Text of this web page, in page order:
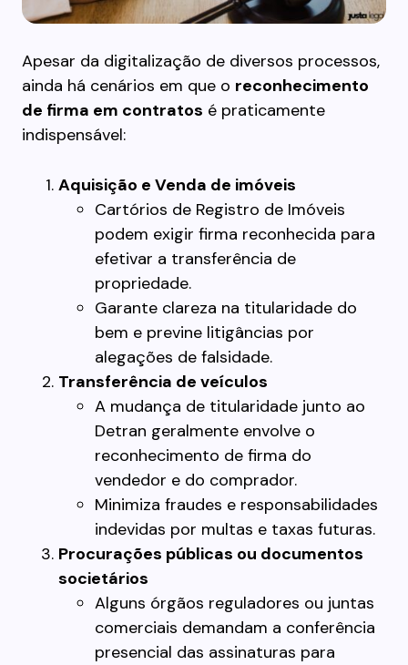
Apesar da digitalização de diversos processos,
ainda há cenários em que o reconhecimento
de firma em contratos é praticamente
indispensável:
Aquisição e Venda de imóveis
Cartórios de Registro de Imóveis
podem exigir firma reconhecida para
efetivar a transferência de
propriedade.
Garante clareza na titularidade do
bem e previne litigâncias por
alegações de falsidade.
Transferência de veículos
A mudança de titularidade junto ao
Detran geralmente envolve o
reconhecimento de firma do
vendedor e do comprador.
Minimiza fraudes e responsabilidades
indevidas por multas e taxas futuras.
Procurações públicas ou documentos
societários
Alguns órgãos reguladores ou juntas
comerciais demandam a conferência
presencial das assinaturas para